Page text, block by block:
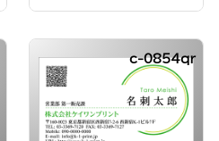
c-0854qr